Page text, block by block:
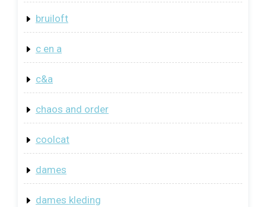
bruiloft
c en a
c&a
chaos and order
coolcat
dames
dames kleding